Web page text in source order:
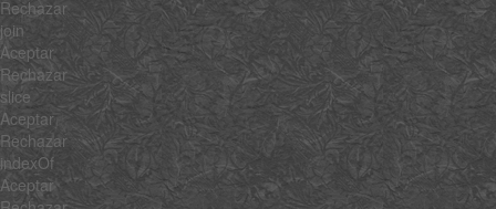
Rechazar
join
Aceptar
Rechazar
slice
Aceptar
Rechazar
indexOf
Aceptar